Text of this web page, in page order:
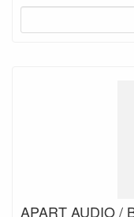
APART AUDIO /